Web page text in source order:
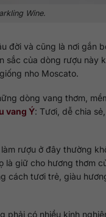
Wine.
đời và cũng là nơi gắn
sắc của dòng rượu này
nho Moscato.
dòng vang thơm,
vang Ý: Tươi, dễ chia
rượu ở đây thường
là giữ cho hương thơm
cách tươi trẻ, giàu
phải có nhiều kinh